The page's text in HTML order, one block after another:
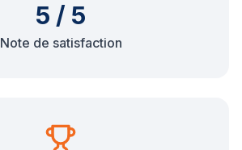
5 / 5
Note de satisfaction